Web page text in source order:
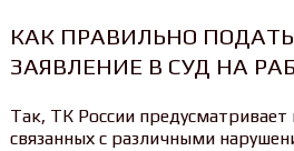
КАК ПРАВИЛЬНО
ЗАЯВЛЕНИЕ В СУД НА
Так, ТК России предусматривает
связанных с различными